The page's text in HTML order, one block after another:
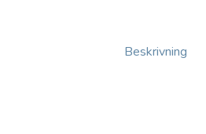
Beskrivning